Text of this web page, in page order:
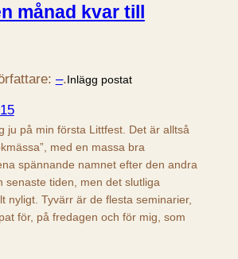
månad kvar till
–.Inlägg postat
ju på min första Littfest. Det är alltså
med en massa bra
spännande namnet efter den andra
senaste tiden, men det slutliga
nyligt. Tyvärr är de flesta seminarier,
för, på fredagen och för mig, som